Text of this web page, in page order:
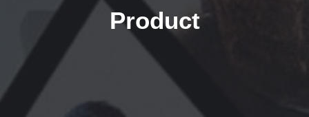
Product